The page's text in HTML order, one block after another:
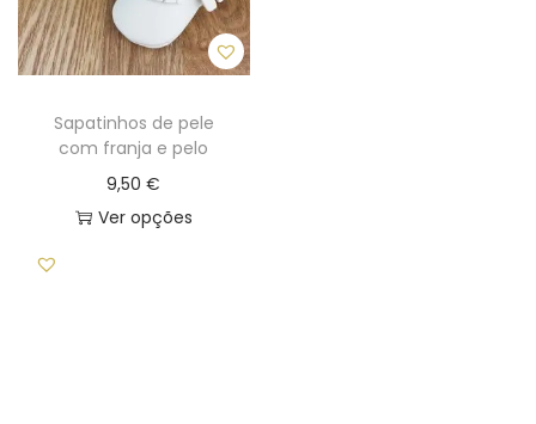
Sapatinhos de pele
com franja e pelo
9,50€
Ver opções